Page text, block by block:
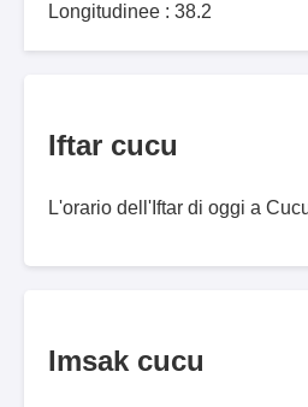
Longitudinee : 38.2
Iftar cucu
L'orario dell'Iftar di oggi a
Imsak cucu